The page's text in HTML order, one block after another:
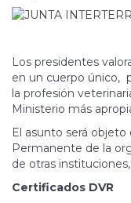
Los presidentes
en un cuerpo único,
la profesión
Ministerio más
El asunto será
Permanente de la
de otras
Certificados DVR